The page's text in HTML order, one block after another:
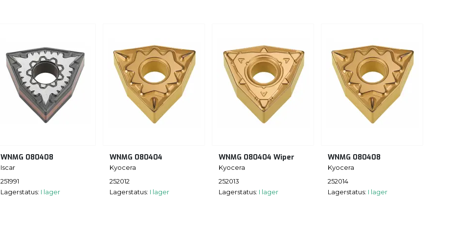
WNMG 080408
Iscar
251991
Lagerstatus: I lager
WNMG 080404
Kyocera
252012
Lagerstatus: I lager
WNMG 080404 Wiper
Kyocera
252013
Lagerstatus: I lager
WNMG 080408
Kyocera
252014
Lagerstatus: I lager